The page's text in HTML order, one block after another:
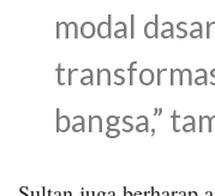
modal
bangsa,”